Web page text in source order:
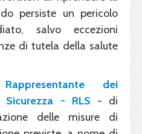
persiste un pericolo
salvo eccezioni
di tutela della salute
Rappresentante dei
- RLS - di
delle misure di